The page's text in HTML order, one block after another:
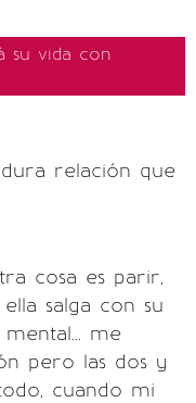
su vida con
relación que
cosa es parir,
salga con su
me
pero las dos y
cuando mi